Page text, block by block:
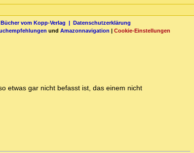
Bücher vom Kopp-Verlag | Datenschutzerklärung
und Amazonnavigation | Cookie-Einstellungen
etwas gar nicht befasst ist, das einem nicht